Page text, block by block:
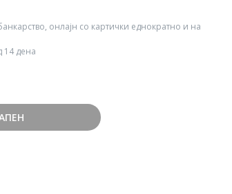
онлајн со картички еднократно и на
14 дена